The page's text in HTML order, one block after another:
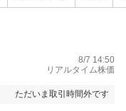
8/7 14:50
リアルタイム株価
ただいま取引時間外です